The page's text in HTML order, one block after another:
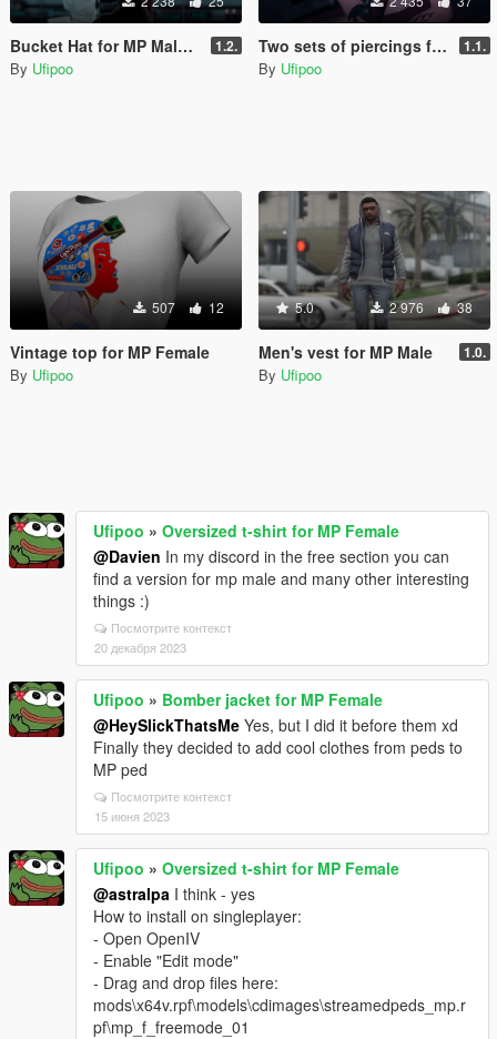
Bucket Hat for MP Male & Female 1.2.
By Ufipoo
Two sets of piercings for MP Female & Male 1.1.
By Ufipoo
507 12
Vintage top for MP Female
By Ufipoo
5.0 2 976 38
Men's vest for MP Male 1.0.
By Ufipoo
Ufipoo » Oversized t-shirt for MP Female
@Davien In my discord in the free section you can
find a version for mp male and many other interesting
things :)
Посмотрите контекст
20 декабря 2023
Ufipoo » Bomber jacket for MP Female
@HeySlickThatsMe Yes, but I did it before them xd
Finally they decided to add cool clothes from peds to
MP ped
Посмотрите контекст
15 июня 2023
Ufipoo » Oversized t-shirt for MP Female
@astralpa I think - yes
How to install on singleplayer:
- Open OpenIV
- Enable "Edit mode"
- Drag and drop files here:
mods\x64v.rpf\models\cdimages\streamedpeds_mp.r
pf\mp_f_freemode_01